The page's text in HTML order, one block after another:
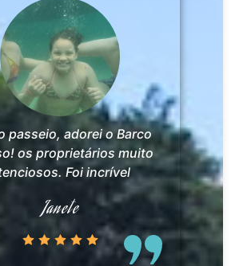
passeio, adorei o Barco
os proprietários muito
Foi incrível
Janete